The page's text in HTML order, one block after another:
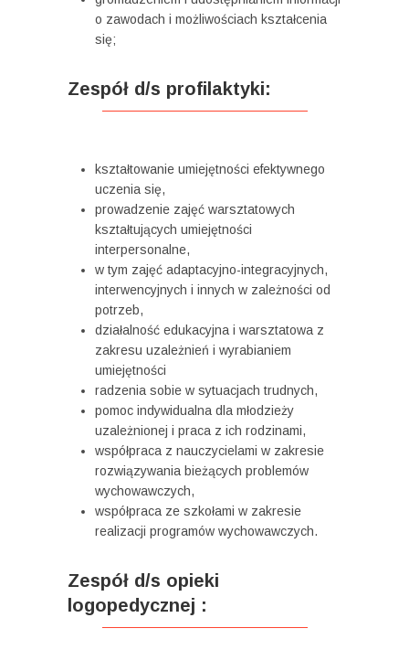
o zawodach i możliwościach kształcenia
się;
Zespół d/s profilaktyki:
kształtowanie umiejętności efektywnego
uczenia się,
prowadzenie zajęć warsztatowych
kształtujących umiejętności
interpersonalne,
w tym zajęć adaptacyjno-integracyjnych,
interwencyjnych i innych w zależności od
potrzeb,
działalność edukacyjna i warsztatowa z
zakresu uzależnień i wyrabianiem
umiejętności
radzenia sobie w sytuacjach trudnych,
pomoc indywidualna dla młodzieży
uzależnionej i praca z ich rodzinami,
współpraca z nauczycielami w zakresie
rozwiązywania bieżących problemów
wychowawczych,
współpraca ze szkołami w zakresie
realizacji programów wychowawczych.
Zespół d/s opieki
logopedycznej :